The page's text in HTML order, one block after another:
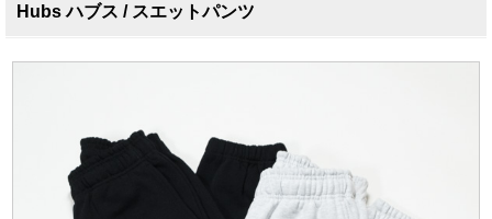
Hubs ハブス / スエットパンツ